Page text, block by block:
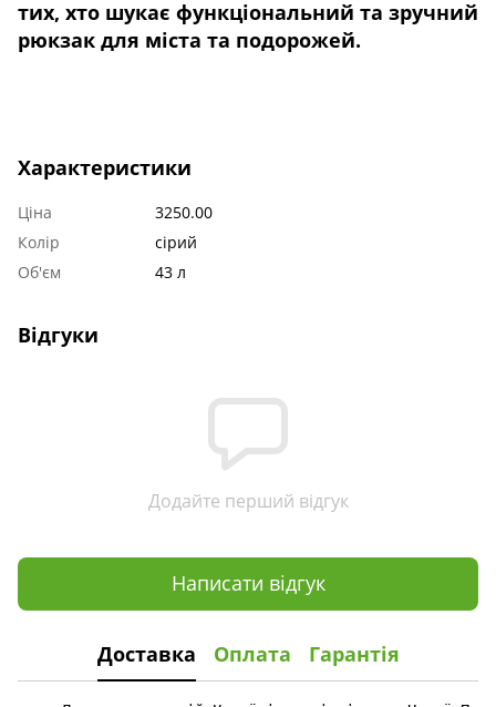
тих, хто шукає функціональний та зручний
рюкзак для міста та подорожей.
Характеристики
Ціна
3250.00
Колір
сірий
Об'єм
43 л
Відгуки
Додайте перший відгук
Написати відгук
Доставка Оплата Гарантія